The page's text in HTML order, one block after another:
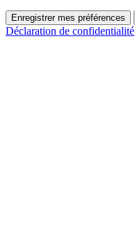
Enregistrer mes préférences
Déclaration de confidentialité